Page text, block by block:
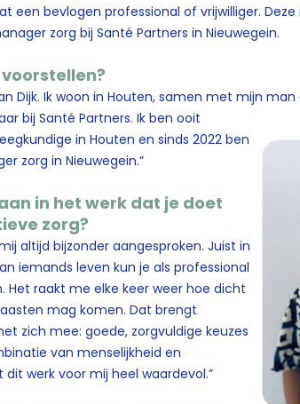
een bevlogen professional of vrijwilliger.
zorg bij Santé Partners in Nieuwegein.
Dijk. Ik woon in Houten, samen met mijn
bij Santé Partners. Ik ben ooit
in Houten en sinds 2022 ben
zorg in Nieuwegein.”
in het werk dat je doet
zorg?
altijd bijzonder aangesproken. Juist in
iemands leven kun je als professional
Het raakt me elke keer weer hoe dicht
mag komen. Dat brengt
zich mee: goede, zorgvuldige keuzes
van menselijkheid en
werk voor mij heel waardevol.”